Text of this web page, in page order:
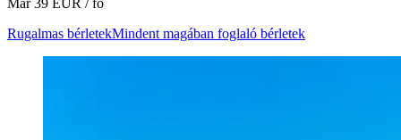
Rugalmas bérletekMindent magában foglaló bérletek